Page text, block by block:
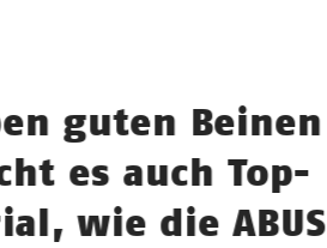
guten Beinen
es auch Top-
wie die ABUS